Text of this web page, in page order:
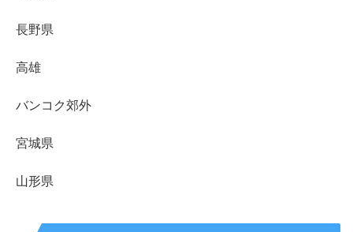
長野県
高雄
バンコク郊外
宮城県
山形県